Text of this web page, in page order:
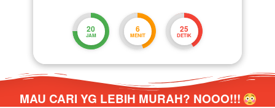
20
JAM
6
MENIT
24
DETIK
MAU CARI YG LEBIH MURAH? NOOO!!!